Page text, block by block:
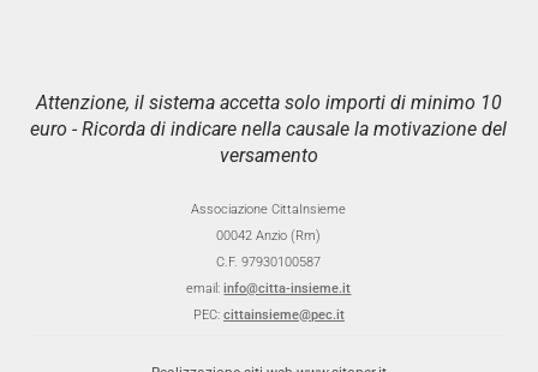
Attenzione, il sistema accetta solo importi di minimo 10
euro - Ricorda di indicare nella causale la motivazione del
versamento
Associazione CittaInsieme
00042 Anzio (Rm)
C.F. 97930100587
email:info@citta-insieme.it
PEC: cittainsieme@pec.it